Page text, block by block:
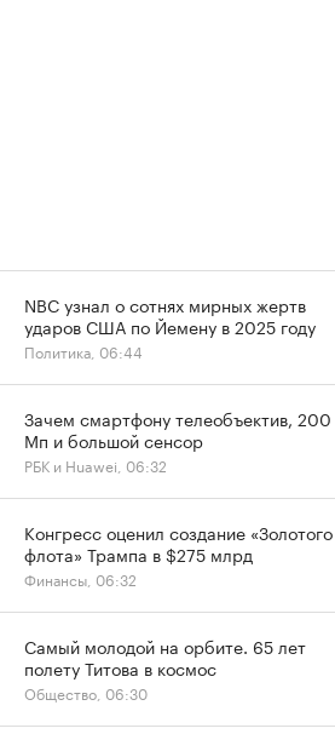
NBC узнал о сотнях мирных жертв
ударов США по Йемену в 2025 году
Политика, 06:44
Зачем смартфону телеобъектив, 200
Мп и большой сенсор
РБК и Huawei, 06:32
Конгресс оценил создание «Золотого
флота» Трампа в $275 млрд
Финансы, 06:32
Самый молодой на орбите. 65 лет
полету Титова в космос
Общество, 06:30